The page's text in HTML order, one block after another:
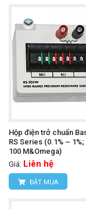
Hộp điện trở chuẩn
RS Series (0.1% ~
100 M&Omega)
Giá: Liên hệ
ĐẶT MUA